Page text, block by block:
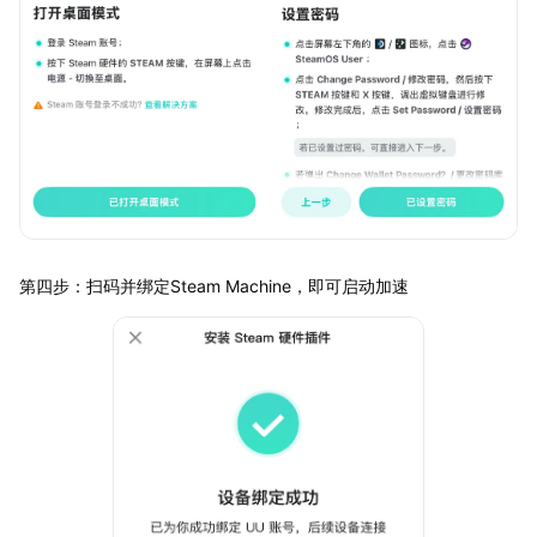
第四步：扫码并绑定Steam Machine，即可启动加速